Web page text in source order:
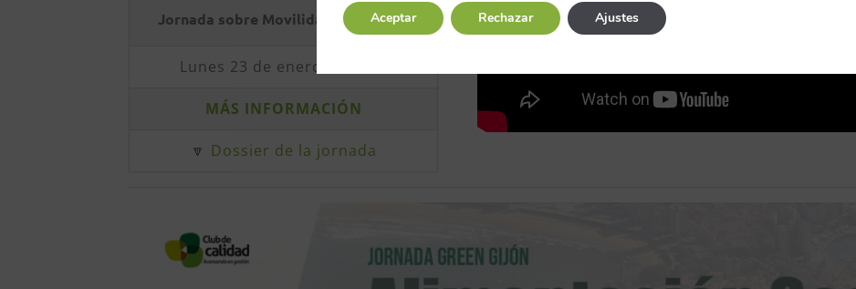
Jornada sobre Movilidad Sostenible
Lunes 23 de enero de 2023
MÁS INFORMACIÓN
🔽 Dossier de la jornada
Aceptar Rechazar Ajustes